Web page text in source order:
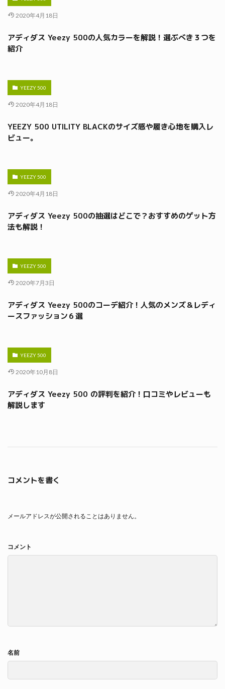
2020年4月18日
アディダス Yeezy 500の人気カラーを解説！選ぶべき３つを
紹介
YEEZY 500
2020年4月18日
YEEZY 500 UTILITY BLACKのサイズ感や履き心地を購入レ
ビュー。
YEEZY 500
2020年4月18日
アディダス Yeezy 500の抽選はどこで？おすすめのゲット方
法も解説！
YEEZY 500
2020年7月3日
アディダス Yeezy 500のコーデ紹介！人気のメンズ＆レディ
ースファッション６選
YEEZY 500
2020年10月8日
アディダス Yeezy 500 の評判を紹介！口コミやレビューも
解説します
コメントを書く
メールアドレスが公開されることはありません。
コメント
名前